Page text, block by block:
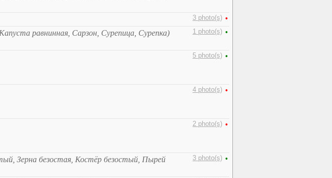
3 photo(s) •
равнинная, Сарзон, Сурепица, Сурепка) 1 photo(s) •
5 photo(s) •
4 photo(s) •
2 photo(s) •
Зерна безостая, Костёр безостый, Пырей
3 photo(s) •